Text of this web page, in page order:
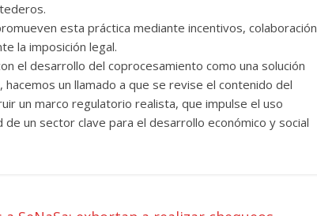
esta práctica mediante incentivos, colaboración
la imposición legal.
el desarrollo del coprocesamiento como una solución
un llamado a que se revise el contenido del
un marco regulatorio realista, que impulse el uso
un sector clave para el desarrollo económico y social